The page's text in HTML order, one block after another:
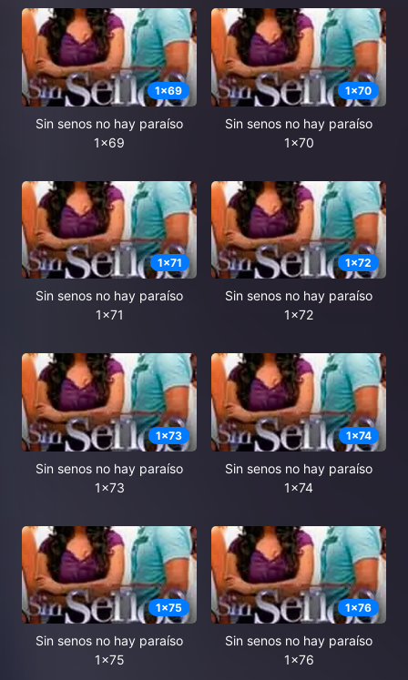
1x69
Sin senos no hay paraíso
1x69
1x70
Sin senos no hay paraíso
1x70
1x71
Sin senos no hay paraíso
1x71
1x72
Sin senos no hay paraíso
1x72
1x73
Sin senos no hay paraíso
1x73
1x74
Sin senos no hay paraíso
1x74
1x75
Sin senos no hay paraíso
1x75
1x76
Sin senos no hay paraíso
1x76